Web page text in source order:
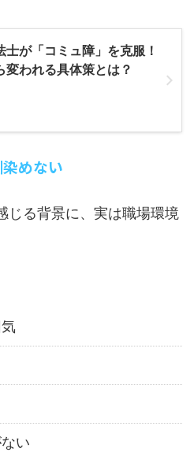
士が「コミュ障」を克服！
変われる具体策とは？
めない
じる背景に、実は職場環境
い